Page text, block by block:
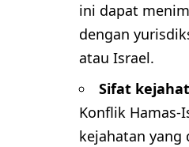
ini dapat
dengan
atau Israel.
Sifat
Konflik Hamas-
kejahatan yang